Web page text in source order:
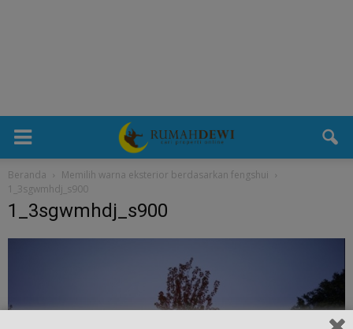
Beranda
Memilih warna eksterior berdasarkan fengshui
1_3sgwmhdj_s900
1_3sgwmhdj_s900